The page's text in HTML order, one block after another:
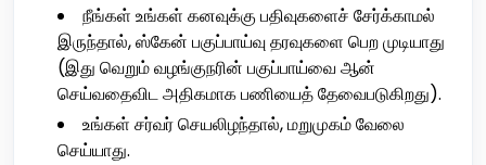
நீங்கள் உங்கள் கனவுக்கு பதிவுகளைச் சேர்க்காமல்
இருந்தால், ஸ்கேன் பகுப்பாய்வு தரவுகளை பெற முடியாது
(இது வெறும் வழங்குநரின் பகுப்பாய்வை ஆன்
செய்வதைவிட அதிகமாக பணியைத் தேவைபடுகிறது).
உங்கள் சர்வர் செயலிழந்தால், மறுமுகம் வேலை
செய்யாது.